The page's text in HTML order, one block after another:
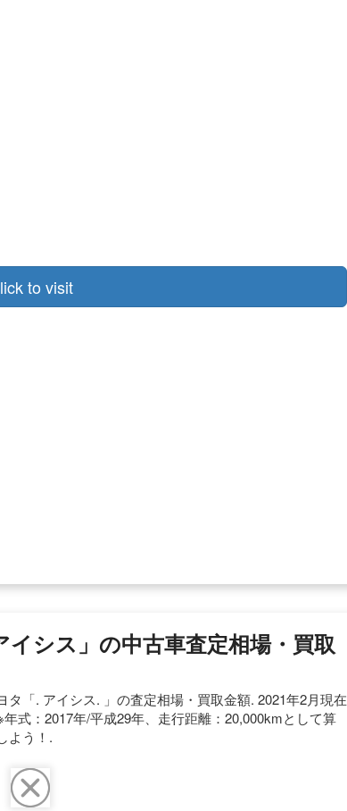
to visit
シス」の中古車査定相場・買取
「. アイシス. 」の査定相場・買取金額. 2021年2月現在
式：2017年/平成29年、走行距離：20,000kmとして算
よう！.